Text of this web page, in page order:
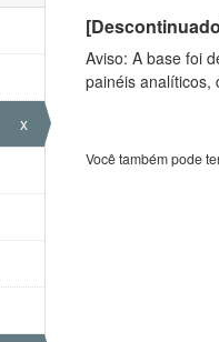
x
Aviso: A base foi
painéis analíticos,
Você também pode